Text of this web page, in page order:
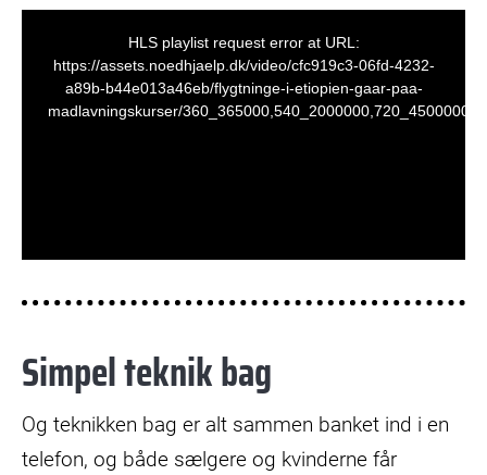
HLS playlist request error at URL:
https://assets.noedhjaelp.dk/video/cfc919c3-06fd-4232-
a89b-b44e013a46eb/flygtninge-i-etiopien-gaar-paa-
madlavningskurser/
Simpel teknik bag
Og teknikken bag er alt sammen banket ind i en
telefon, og både sælgere og kvinderne får